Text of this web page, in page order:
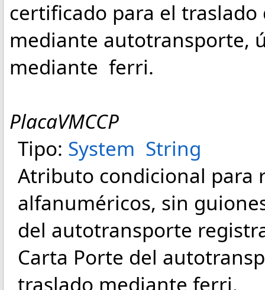
certificado para el
mediante autotransporte,
mediante ferri.
PlacaVMCCP
Tipo: System String
Atributo condicional para
alfanuméricos, sin
del autotransporte
Carta Porte del
traslado mediante ferri.